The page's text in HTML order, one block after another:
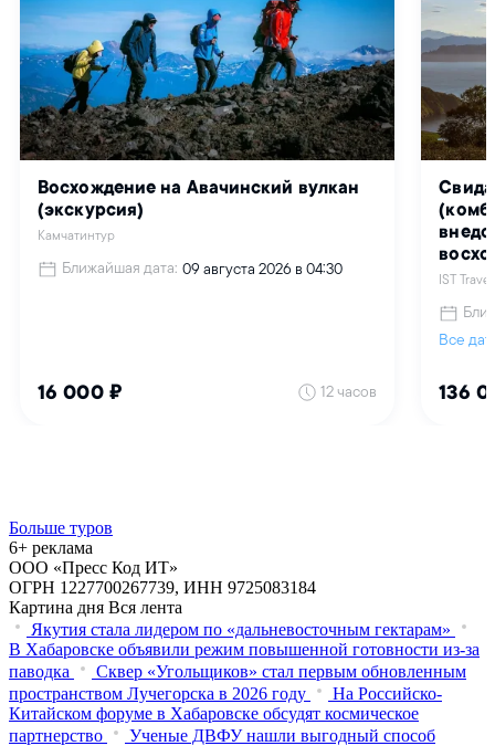
Больше туров
6+ реклама
ООО «Пресс Код ИТ»
ОГРН 1227700267739, ИНН 9725083184
Картина дня Вся лента
Якутия стала лидером по «дальневосточным гектарам»
В Хабаровске объявили режим повышенной готовности из‑за
паводка
Сквер «Угольщиков» стал первым обновленным
пространством Лучегорска в 2026 году
На Российско-
Китайском форуме в Хабаровске обсудят космическое
партнерство
Ученые ДВФУ нашли выгодный способ